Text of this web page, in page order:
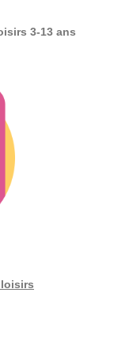
3-13 ans